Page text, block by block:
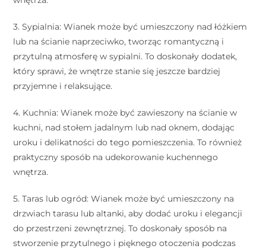
3. Sypialnia: Wianek może być umieszczony nad łóżkiem
lub na ścianie naprzeciwko, tworząc romantyczną i
przytulną atmosferę w sypialni. To doskonały dodatek,
który sprawi, że wnętrze stanie się jeszcze bardziej
przyjemne i relaksujące.
4. Kuchnia: Wianek może być zawieszony na ścianie w
kuchni, nad stołem jadalnym lub nad oknem, dodając
uroku i delikatności do tego pomieszczenia. To również
praktyczny sposób na udekorowanie kuchennego
wnętrza.
5. Taras lub ogród: Wianek może być umieszczony na
drzwiach tarasu lub altanki, aby dodać uroku i elegancji
do przestrzeni zewnętrznej. To doskonały sposób na
stworzenie przytulnego i pięknego otoczenia podczas